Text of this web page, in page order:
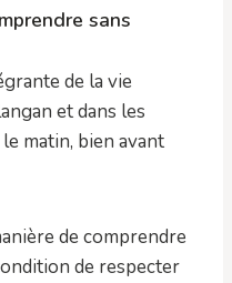
sans
de la vie
et dans les
matin, bien avant
de comprendre
de respecter